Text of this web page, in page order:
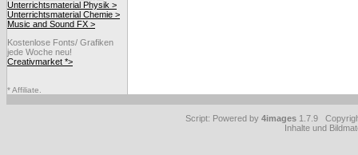
Unterrichtsmaterial Physik >
Unterrichtsmaterial Chemie >
Music and Sound FX >
Kostenlose Fonts/ Grafiken
jede Woche neu!
Creativmarket *>
* Affiliate.
Script: Powered by 4images 1.7.9
Inhalte und